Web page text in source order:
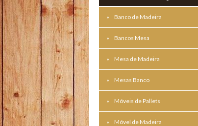
Banco de Madeira
Bancos Mesa
Mesa de Madeira
Mesas Banco
Móveis de Pallets
Móvel de Madeira